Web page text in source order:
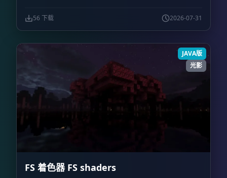
Minecraft、Iris、Distant Horizons、显卡和驱动程序
版本。
56 下载 2026-07-31
JAVA版
光影
FS 着色器 FS shaders